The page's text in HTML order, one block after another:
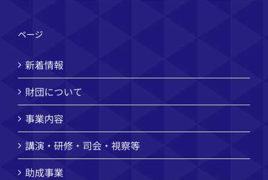
ページ
新着情報
財団について
事業内容
講演・研修・司会・視察等
助成事業